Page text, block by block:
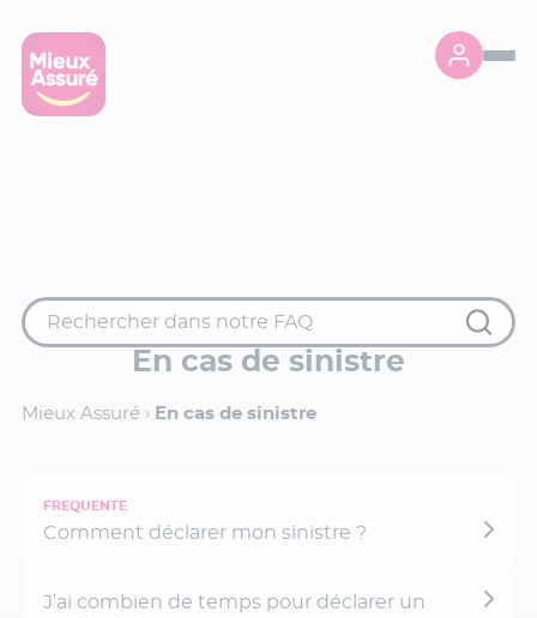
En cas de sinistre
Mieux Assuré › En cas de sinistre
Comment déclarer mon sinistre ?
J’ai combien de temps pour déclarer un